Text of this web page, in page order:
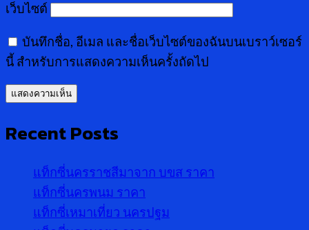
เว็บไซต์
บันทึกชื่อ, อีเมล และชื่อเว็บไซต์ของฉันบนเบราว์เซอร์
นี้ สำหรับการแสดงความเห็นครั้งถัดไป
Recent Posts
แท็กซี่นครราชสีมาจาก บขส ราคา
แท็กซี่นครพนม ราคา
แท็กซี่เหมาเที่ยว นครปฐม